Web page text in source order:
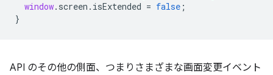
window. screen . isExtended = false ;
}
API のその他の側面、つまりさまざまな画面変更イベント